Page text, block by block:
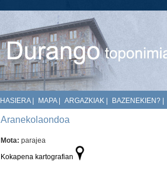
HASIERA| MAPA| ARGAZKIAK BAZENEKIEN?
Aranekolaondoa
Mota: parajea
Kokapena kartografian